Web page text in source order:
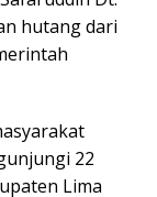
hutang dari
22
Lima